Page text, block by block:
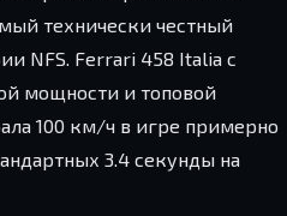
технически честный
NFS. Ferrari 458 Italia с
мощности и топовой
100 км/ч в игре примерно
3.4 секунды на